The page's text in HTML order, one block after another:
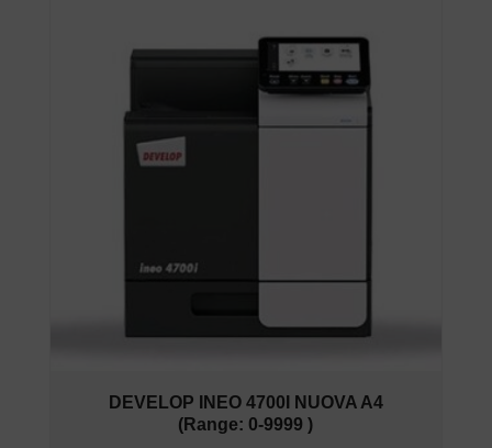
DEVELOP INEO 4700I NUOVA A4
(Range: 0-9999 )